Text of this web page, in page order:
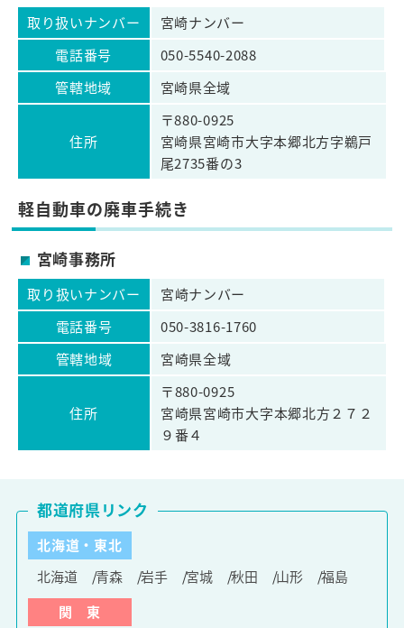
取り扱いナンバー
宮崎ナンバー
電話番号
050-5540-2088
管轄地域
宮崎県全域
住所
〒880-0925
宮崎県宮崎市大字本郷北方字鵜戸
尾2735番の3
軽自動車の廃車手続き
宮崎事務所
取り扱いナンバー
宮崎ナンバー
電話番号
050-3816-1760
管轄地域
宮崎県全域
住所
〒880-0925
宮崎県宮崎市大字本郷北方２７２
９番４
北海道・東北
北海道
青森 岩手 宮城 秋田 山形
福島
関 東
都道府県リンク